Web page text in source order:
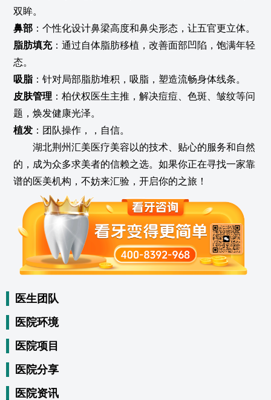
双眸。
鼻部 ：个性化设计鼻梁高度和鼻尖形态，让五官更立体。
脂肪填充：通过自体脂肪移植，改善面部凹陷，饱满年轻
态。
吸脂 ：针对局部脂肪堆积，吸脂，塑造流畅身体线条。
皮肤管理 ：柏伏权医生主推，解决痘痘、色斑、皱纹等问
题，焕发健康光泽。
植发 ：团队操作，，自信。
湖北荆州汇美医疗美容以的技术、贴心的服务和自然
的，成为众多求美者的信赖之选。如果你正在寻找一家靠
谱的医美机构，不妨来汇验，开启你的之旅！
医生团队
医院环境
医院项目
医院分享
医院资讯